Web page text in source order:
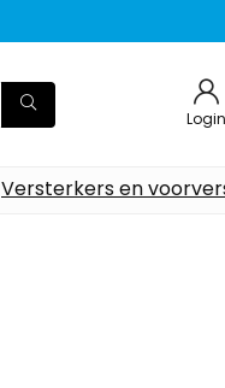
Login
Versterkers en